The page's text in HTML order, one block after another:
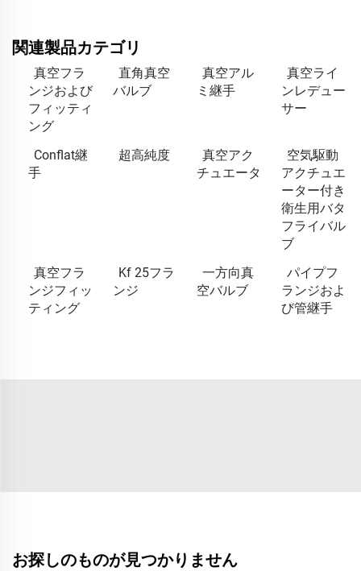
関連製品カテゴリ
真空フラ
ンジおよび
フィッティ
ング
直角真空
バルブ
真空アル
ミ継手
真空ライ
ンレデュー
サー
Conflat継
手
超高純度
真空アク
チュエータ
空気駆動
アクチュエ
ーター付き
衛生用バタ
フライバル
ブ
真空フラ
ンジフィッ
ティング
Kf 25フラ
ンジ
一方向真
空バルブ
パイプフ
ランジおよ
び管継手
お探しのものが見つかりません